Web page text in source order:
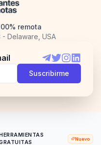
remota
- Delaware, USA
Telegram
TwitterInstagram
Suscribirme
HERRAMIENTAS
Nuevo